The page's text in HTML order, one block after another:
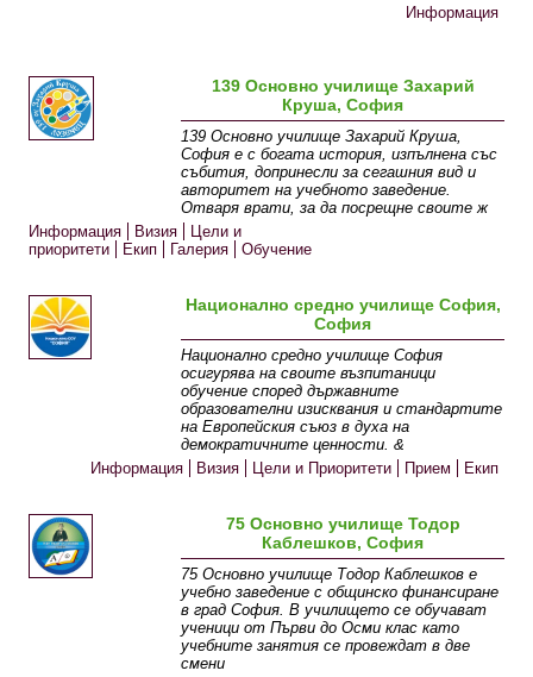
Информация
139 Основно училище Захарий
Круша, София
139 Основно училище Захарий Круша,
София е с богата история, изпълнена със
събития, допринесли за сегашния вид и
авторитет на учебното заведение.
Отваря врати, за да посрещне своите ж
Информация
Визия
Цели и
приоритети
Екип Галерия Обучение
Национално средно училище София,
София
Национално средно училище София
осигурява на своите възпитаници
обучение според държавните
образователни изисквания и стандартите
на Европейския съюз в духа на
демократичните ценности. &
Информация
Визия Цели и Приоритети Прием Екип
75 Основно училище Тодор
Каблешков, София
75 Основно училище Тодор Каблешков е
учебно заведение с общинско финансиране
в град София. В училището се обучават
ученици от Първи до Осми клас като
учебните занятия се провеждат в две
смени